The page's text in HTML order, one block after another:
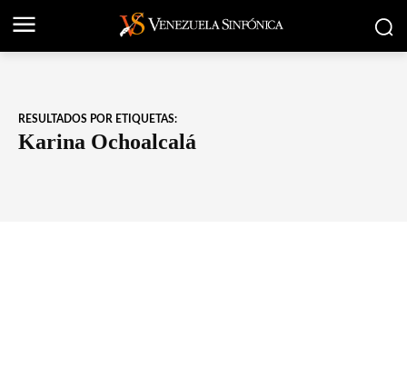
RESULTADOS POR ETIQUETAS:
Karina Ochoalcalá